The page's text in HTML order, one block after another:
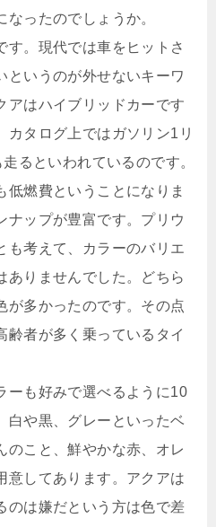
ったのでしょうか。
す。現代では車をヒットさ
というのが外せないキーワ
アはハイブリッドカーです
カタログ上ではガソリン1リ
るといわれているのです。
低燃費ということになりま
ナップが豊富です。プリウ
も考えて、カラーのバリエ
ありませんでした。どちら
が多かったのです。その点
齢者が多く乗っているタイ
ーも好みで選べるように10
白や黒、グレーといったベ
のこと、鮮やかな赤、オレ
意してあります。アクアは
のは嫌だという方は色で差